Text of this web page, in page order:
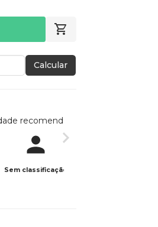
Calcular
recomendada
Sem classificação